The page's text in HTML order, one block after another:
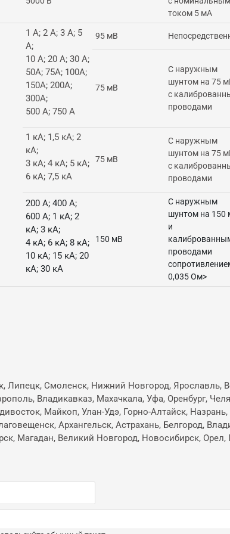
током 5 мА
1 А; 2 А; 3 А; 5
А;
10 А; 20 А; 30 А;
50А; 75А; 100А;
150А; 200А;
300А;
500 А; 750 А
95 мВ
75 мВ
С наружным
шунтом на 75
с
проводами
1 кА; 1,5 кА; 2
кА;
3 кА; 4 кА; 5 кА;
6 кА; 7,5 кА
75 мВ
С наружным
шунтом на 75
с
проводами
200 А; 400 А;
600 А; 1 кА; 2
кА; 3 кА;
4 кА; 6 кА; 8 кА;
10 кА; 15 кА; 20
кА; 30 кА
150 мВ
С наружным
шунтом на 150
и
проводами
0,035 Ом>
Липецк, Смоленск, Нижний Новгород, Ярославль,
Владикавказ, Махачкала, Уфа, Оренбург,
Майкоп, Улан-Удэ, Горно-Алтайск,
Архангельск, Астрахань, Белгород,
Магадан, Великий Новгород, Новосибирск,